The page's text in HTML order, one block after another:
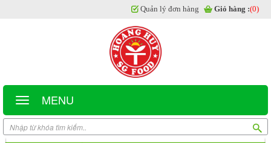
MENU
Quản lý đơn hàng Giỏ hàng :(0)